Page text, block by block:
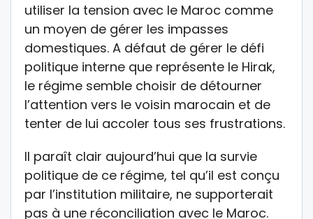
utiliser la tension avec le Maroc comme
un moyen de gérer les impasses
domestiques. A défaut de gérer le défi
politique interne que représente le Hirak,
le régime semble choisir de détourner
l’attention vers le voisin marocain et de
tenter de lui accoler tous ses frustrations.
Il paraît clair aujourd’hui que la survie
politique de ce régime, tel qu’il est conçu
par l’institution militaire, ne supporterait
pas à une réconciliation avec le Maroc.